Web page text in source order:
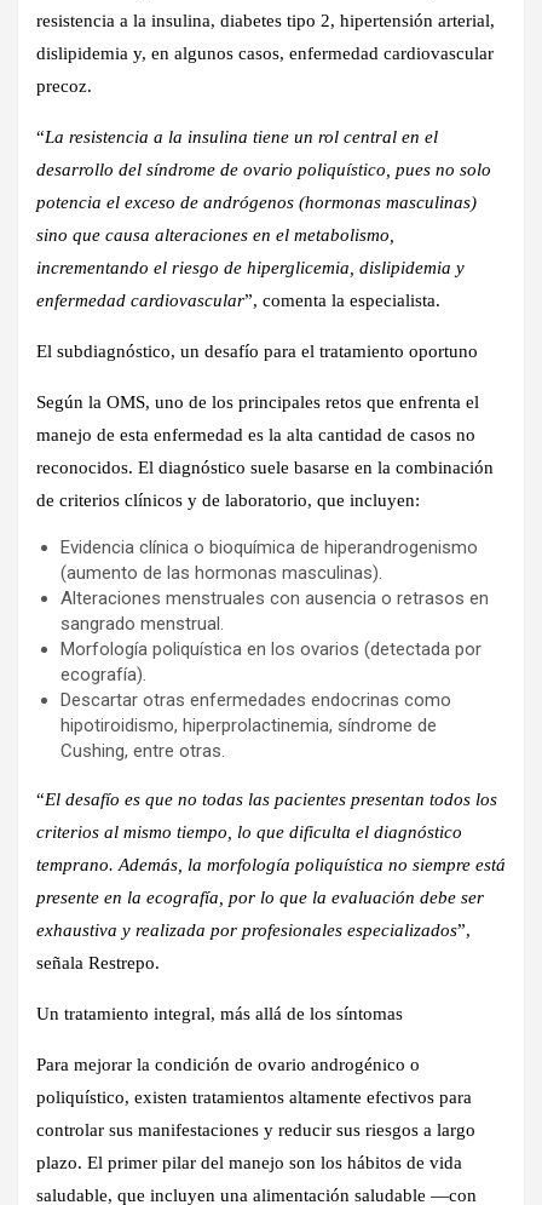
resistencia a la insulina, diabetes tipo 2, hipertensión arterial,
dislipidemia y, en algunos casos, enfermedad cardiovascular
precoz.
“La resistencia a la insulina tiene un rol central en el
desarrollo del síndrome de ovario poliquístico, pues no solo
potencia el exceso de andrógenos (hormonas masculinas)
sino que causa alteraciones en el metabolismo,
incrementando el riesgo de hiperglicemia, dislipidemia y
enfermedad cardiovascular”, comenta la especialista.
El subdiagnóstico, un desafío para el tratamiento oportuno
Según la OMS, uno de los principales retos que enfrenta el
manejo de esta enfermedad es la alta cantidad de casos no
reconocidos. El diagnóstico suele basarse en la combinación
de criterios clínicos y de laboratorio, que incluyen:
Evidencia clínica o bioquímica de hiperandrogenismo
(aumento de las hormonas masculinas).
Alteraciones menstruales con ausencia o retrasos en
sangrado menstrual.
Morfología poliquística en los ovarios (detectada por
ecografía).
Descartar otras enfermedades endocrinas como
hipotiroidismo, hiperprolactinemia, síndrome de
Cushing, entre otras.
“El desafío es que no todas las pacientes presentan todos los
criterios al mismo tiempo, lo que dificulta el diagnóstico
temprano. Además, la morfología poliquística no siempre está
presente en la ecografía, por lo que la evaluación debe ser
exhaustiva y realizada por profesionales especializados”,
señala Restrepo.
Un tratamiento integral, más allá de los síntomas
Para mejorar la condición de ovario androgénico o
poliquístico, existen tratamientos altamente efectivos para
controlar sus manifestaciones y reducir sus riesgos a largo
plazo. El primer pilar del manejo son los hábitos de vida
saludable, que incluyen una alimentación saludable —con